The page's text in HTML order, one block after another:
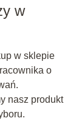
w
w sklepie
o
nasz produkt